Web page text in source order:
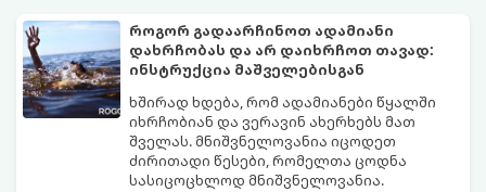
სახლში პატარა ბავშვები ან შინაური
ცხოველები არიან.
ჭიანჭველების მთელ კოლონიას სულ
რამდენიმე დღეში დაამარცხებთ.
გთავაზობთ ეფექტური ხაფანგის
მომზადების რეცეპტს:
როგორ გადაარჩინოთ ადამიანი
დახრჩობას და არ დაიხრჩოთ თავად:
ინსტრუქცია მაშველებისგან
ხშირად ხდება, რომ ადამიანები წყალში
იხრჩობიან და ვერავინ ახერხებს მათ
შველას. მნიშვნელოვანია იცოდეთ
ძირითადი წესები, რომელთა ცოდნა
სასიცოცხლოდ მნიშვნელოვანია.